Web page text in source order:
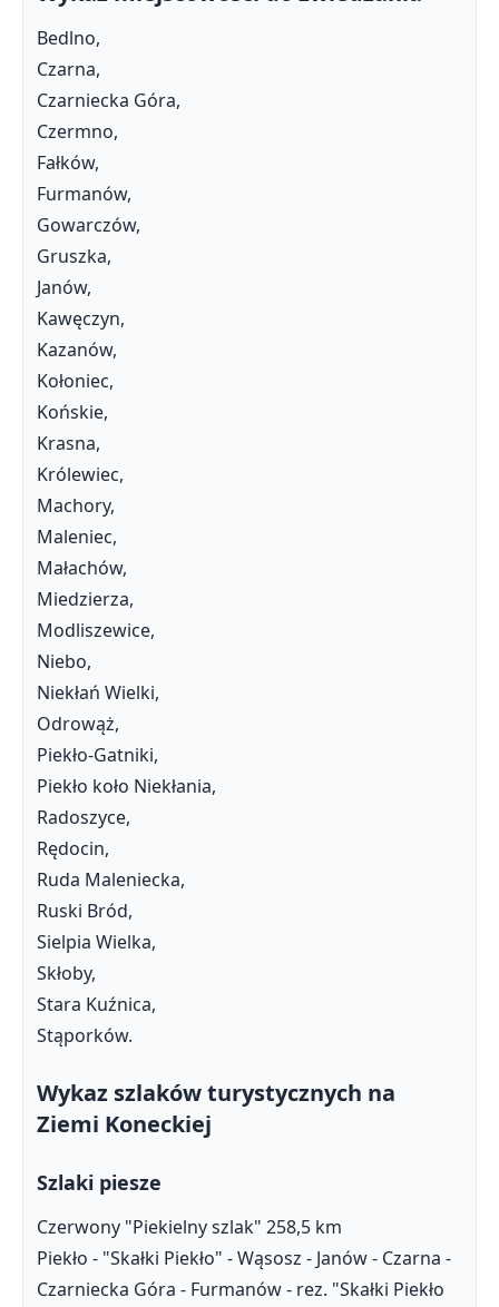
Bedlno,
Czarna,
Czarniecka Góra,
Czermno,
Fałków,
Furmanów,
Gowarczów,
Gruszka,
Janów,
Kawęczyn,
Kazanów,
Kołoniec,
Końskie,
Krasna,
Królewiec,
Machory,
Maleniec,
Małachów,
Miedzierza,
Modliszewice,
Niebo,
Niekłań Wielki,
Odrowąż,
Piekło-Gatniki,
Piekło koło Niekłania,
Radoszyce,
Rędocin,
Ruda Maleniecka,
Ruski Bród,
Sielpia Wielka,
Skłoby,
Stara Kuźnica,
Stąporków.
Wykaz szlaków turystycznych na
Ziemi Koneckiej
Szlaki piesze
Czerwony "Piekielny szlak" 258,5 km
Piekło - "Skałki Piekło" - Wąsosz - Janów - Czarna -
Czarniecka Góra - Furmanów - rez. "Skałki Piekło